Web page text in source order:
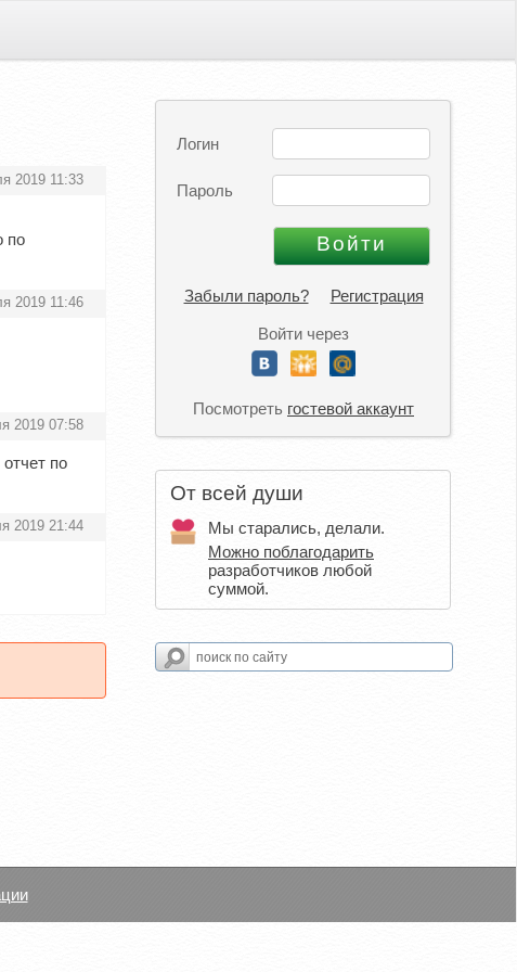
Логин
Пароль
Забыли пароль? Регистрация
Войти через
Посмотреть гостевой аккаунт
От всей души
Мы старались, делали.
Можно поблагодарить
разработчиков любой
суммой.
2019 11:33
по
2019 11:46
2019 07:58
по
2019 21:44